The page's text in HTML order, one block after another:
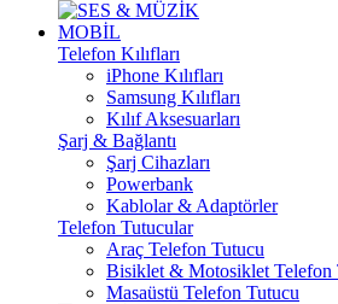
MOBİL
Telefon Kılıfları
iPhone Kılıfları
Samsung Kılıfları
Kılıf Aksesuarları
Şarj & Bağlantı
Şarj Cihazları
Powerbank
Kablolar & Adaptörler
Telefon Tutucular
Araç Telefon Tutucu
Bisiklet & Motosiklet Telefon
Masaüstü Telefon Tutucu